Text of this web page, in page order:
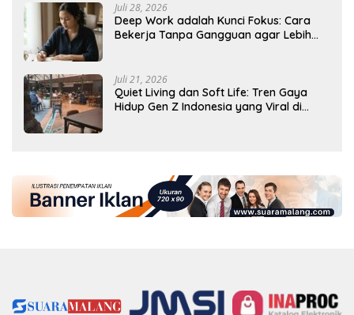
Juli 28, 2026
Deep Work adalah Kunci Fokus: Cara
Bekerja Tanpa Gangguan agar Lebih
Juli 21, 2026
Quiet Living dan Soft Life: Tren Gaya
Hidup Gen Z Indonesia yang Viral di